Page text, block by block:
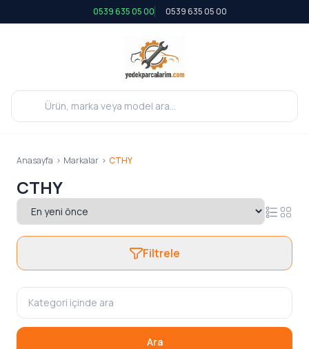
0539 635 05 00 0539 635 05 00
Anasayfa > Markalar > CTHY
CTHY
Filtrele
Ara